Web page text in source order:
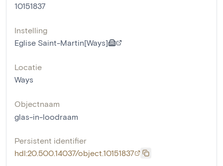
10151837
Instelling
Eglise Saint-Martin[Ways]
Locatie
Ways
Objectnaam
glas-in-loodraam
Persistent identifier
hdl:20.500.14037/object.10151837